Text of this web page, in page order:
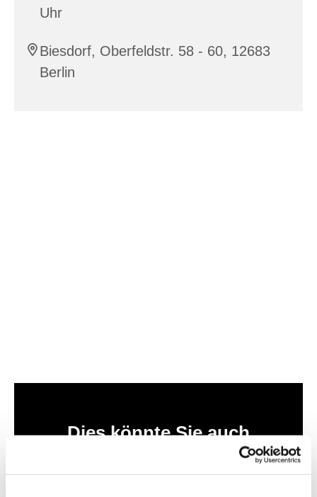
Uhr
Biesdorf, Oberfeldstr. 58 - 60, 12683
Berlin
Dies könnte Sie auch